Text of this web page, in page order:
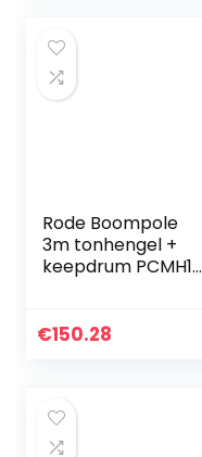
Rode Boompole
3m tonhengel +
keepdrum PCMH1
€150.28